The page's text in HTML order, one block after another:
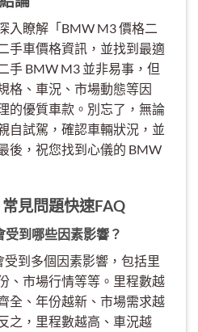
入瞭解「BMW M3 價格二
手車價格資訊，並找到最適
手 BMW M3 並非易事，但
格、車況、市場動態等因
的優質車款。別忘了，無論
自試駕，確認車輛狀況，並
後，祝您找到心儀的 BMW
見問題快速FAQ
到哪些因素影響？
到多個因素影響，包括里
、市場行情等等。里程數越
全、年份越新、市場需求越
之，里程數越高、車況越